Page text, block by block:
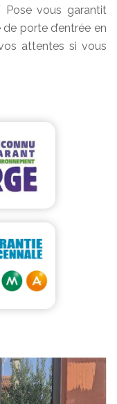
Pose vous garantit
porte d’entrée en
attentes si vous